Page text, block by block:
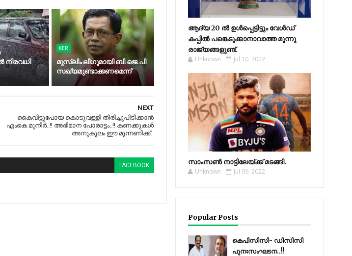
KER
മുസ്‍ലിം ലീഗുമായി ബി.ജെ.പി
സഖ്യമുണ്ടാക്കണമെന്ന്
NEXT
കൈവിട്ടുപോയ കൊടുവള്ളി തിരിച്ചുപിടിക്കാൻ
എംകെ മുനീർ..!! അഭിമാന പോരാട്ടം..!! കണക്കുകൾ
അനുകൂലം ഈ മുന്നണിക്ക്..
FACEBOOK
ആദ്യ 20 ല്‍ ഉള്‍പ്പെട്ടിട്ടും വേള്‍ഡ്
കപ്പില്‍ പങ്കെടുക്കാനാവാത്ത മൂന്നു
രാജ്യങ്ങളുണ്ട്.
Unknown Jul 10, 2022
സാംസണ്‍ നാട്ടിലേയ്‌ക്ക് മടങ്ങി.
Unknown Jul 09, 2022
Popular Posts
കെപിസിസി- ഡിസിസി
പുനഃസംഘടന..!!